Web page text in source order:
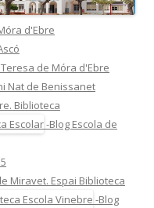
d'Ebre
Teresa de Móra d'Ebre
Nat de Benissanet
Biblioteca
-Blog Escola de
Miravet. Espai Biblioteca
-Blog